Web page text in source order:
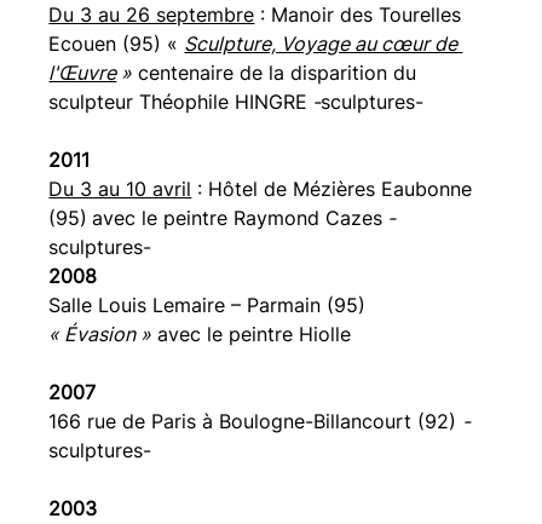
Du 3 au 26 septembre : Manoir des Tourelles
Ecouen (95) « Sculpture, Voyage au cœur de
l'Œuvre » centenaire de la disparition du
sculpteur Théophile HINGRE -sculptures-
2011
Du 3 au 10 avril : Hôtel de Mézières Eaubonne
(95) avec le peintre Raymond Cazes -
sculptures-
2008
Salle Louis Lemaire – Parmain (95)
« Évasion » avec le peintre Hiolle
2007
166 rue de Paris à Boulogne-Billancourt (92) -
sculptures-
2003